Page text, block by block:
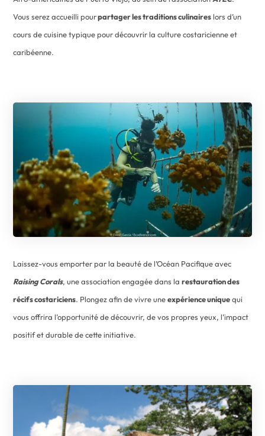
Vous serez accueilli pourpartager les traditions culinaireslors d’un
cours de cuisine typique pour découvrir la culture costaricienne et
caribéenne.
Laissez-vous emporter par la beauté de l’Océan Pacifique avec
Raising Corals, une association engagée dans larestauration des
récifs costariciens. Plongez afin de vivre uneexpérience uniquequi
vous offrira l’opportunité de découvrir, de vos propres yeux, l’impact
positif et durable de cette initiative.